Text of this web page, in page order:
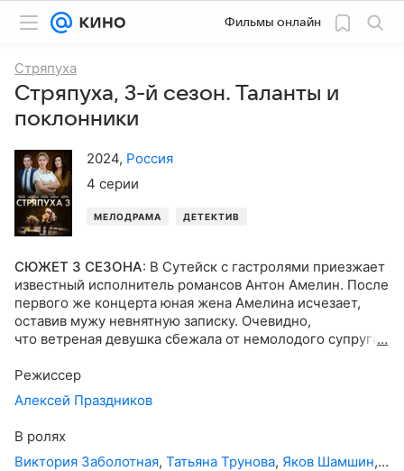
Фильмы онлайн
Стряпуха
Стряпуха, 3-й сезон. Таланты и
поклонники
2024, Россия
4 серии
МЕЛОДРАМА ДЕТЕКТИВ
СЮЖЕТ 3 СЕЗОНА: В Сутейск с гастролями приезжает
известный исполнитель романсов Антон Амелин. После
первого же концерта юная жена Амелина исчезает,
оставив мужу невнятную записку. Очевидно,
что ветреная девушка сбежала от немолодого супруга
Заболотная) и Ульяна (Татьяна Трунова), начав
расследование, неожиданно находят связь между этой
водевильной ситуацией и жестоким убийством
создателей криминального телешоу, недавно
случившимся в Петербурге.
Режиссер
Алексей Праздников
В ролях
Виктория Заболотная, Татьяна Трунова, Яков Шамшин,